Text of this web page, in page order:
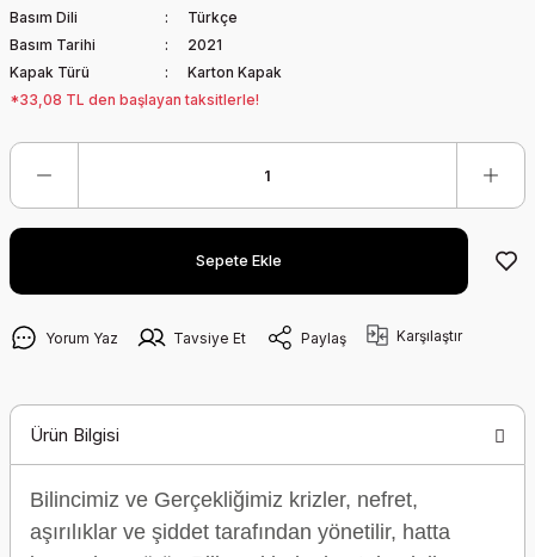
Basım Dili
Türkçe
Basım Tarihi
2021
Kapak Türü
Karton Kapak
*33,08 TL den başlayan taksitlerle!
Sepete Ekle
Yorum Yaz Tavsiye Et Paylaş Karşılaştır
Ürün Bilgisi
Bilincimiz ve Gerçekliğimiz krizler, nefret,
aşırılıklar ve şiddet tarafından yönetilir, hatta